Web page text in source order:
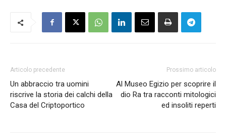
Articolo precedente
Un abbraccio tra uomini
riscrive la storia dei calchi della
Casa del Criptoportico
Prossimo articolo
Al Museo Egizio per scoprire il
dio Ra tra racconti mitologici
ed insoliti reperti